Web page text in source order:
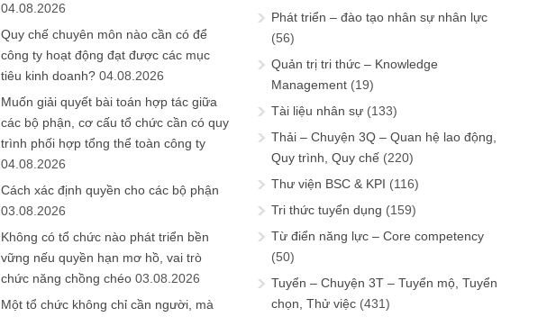
04.08.2026
Quy chế chuyên môn nào cần có để
công ty hoạt động đạt được các mục
tiêu kinh doanh? 04.08.2026
Muốn giải quyết bài toán hợp tác giữa
các bộ phận, cơ cấu tổ chức cần có quy
trình phối hợp tổng thể toàn công ty
04.08.2026
Cách xác định quyền cho các bộ phận
03.08.2026
Không có tổ chức nào phát triển bền
vững nếu quyền hạn mơ hồ, vai trò
chức năng chồng chéo 03.08.2026
Một tổ chức không chỉ cần người, mà
Phát triển – đào tạo nhân sự nhân lực
(56)
Quản trị tri thức – Knowledge
Management (19)
Tài liệu nhân sự (133)
Thải – Chuyện 3Q – Quan hệ lao động,
Quy trình, Quy chế (220)
Thư viện BSC & KPI (116)
Tri thức tuyển dụng (159)
Từ điển năng lực – Core competency
(50)
Tuyển – Chuyện 3T – Tuyển mộ, Tuyển
chọn, Thử việc (431)